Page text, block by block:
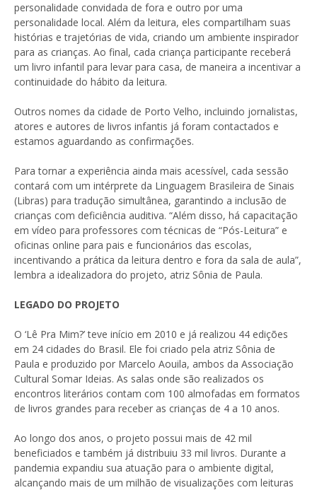
personalidade convidada de fora e outro por uma
personalidade local. Além da leitura, eles compartilham suas
histórias e trajetórias de vida, criando um ambiente inspirador
para as crianças. Ao final, cada criança participante receberá
um livro infantil para levar para casa, de maneira a incentivar a
continuidade do hábito da leitura.
Outros nomes da cidade de Porto Velho, incluindo jornalistas,
atores e autores de livros infantis já foram contactados e
estamos aguardando as confirmações.
Para tornar a experiência ainda mais acessível, cada sessão
contará com um intérprete da Linguagem Brasileira de Sinais
(Libras) para tradução simultânea, garantindo a inclusão de
crianças com deficiência auditiva. “Além disso, há capacitação
em vídeo para professores com técnicas de “Pós-Leitura” e
oficinas online para pais e funcionários das escolas,
incentivando a prática da leitura dentro e fora da sala de aula”,
lembra a idealizadora do projeto, atriz Sônia de Paula.
LEGADO DO PROJETO
O ‘Lê Pra Mim?’ teve início em 2010 e já realizou 44 edições
em 24 cidades do Brasil. Ele foi criado pela atriz Sônia de
Paula e produzido por Marcelo Aouila, ambos da Associação
Cultural Somar Ideias. As salas onde são realizados os
encontros literários contam com 100 almofadas em formatos
de livros grandes para receber as crianças de 4 a 10 anos.
Ao longo dos anos, o projeto possui mais de 42 mil
beneficiados e também já distribuiu 33 mil livros. Durante a
pandemia expandiu sua atuação para o ambiente digital,
alcançando mais de um milhão de visualizações com leituras